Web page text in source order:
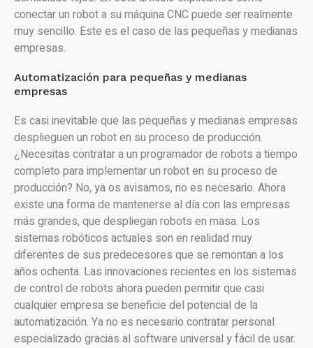
conectar un robot a su máquina CNC puede ser realmente
muy sencillo. Este es el caso de las pequeñas y medianas
empresas.
Automatización para pequeñas y medianas
empresas
Es casi inevitable que las pequeñas y medianas empresas
desplieguen un robot en su proceso de producción.
¿Necesitas contratar a un programador de robots a tiempo
completo para implementar un robot en su proceso de
producción? No, ya os avisamos, no es necesario. Ahora
existe una forma de mantenerse al día con las empresas
más grandes, que despliegan robots en masa. Los
sistemas robóticos actuales son en realidad muy
diferentes de sus predecesores que se remontan a los
años ochenta. Las innovaciones recientes en los sistemas
de control de robots ahora pueden permitir que casi
cualquier empresa se beneficie del potencial de la
automatización. Ya no es necesario contratar personal
especializado gracias al software universal y fácil de usar.